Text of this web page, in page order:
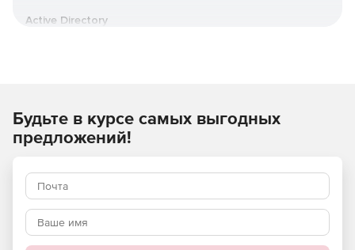
Active Directory
сохранением каждого изменения, внесенного в
объекты, в виде разных версий.
Восстановление удаленных объектов AD и их
атрибутов в один клик с использованием функции
Будьте в курсе самых выгодных
предложений!